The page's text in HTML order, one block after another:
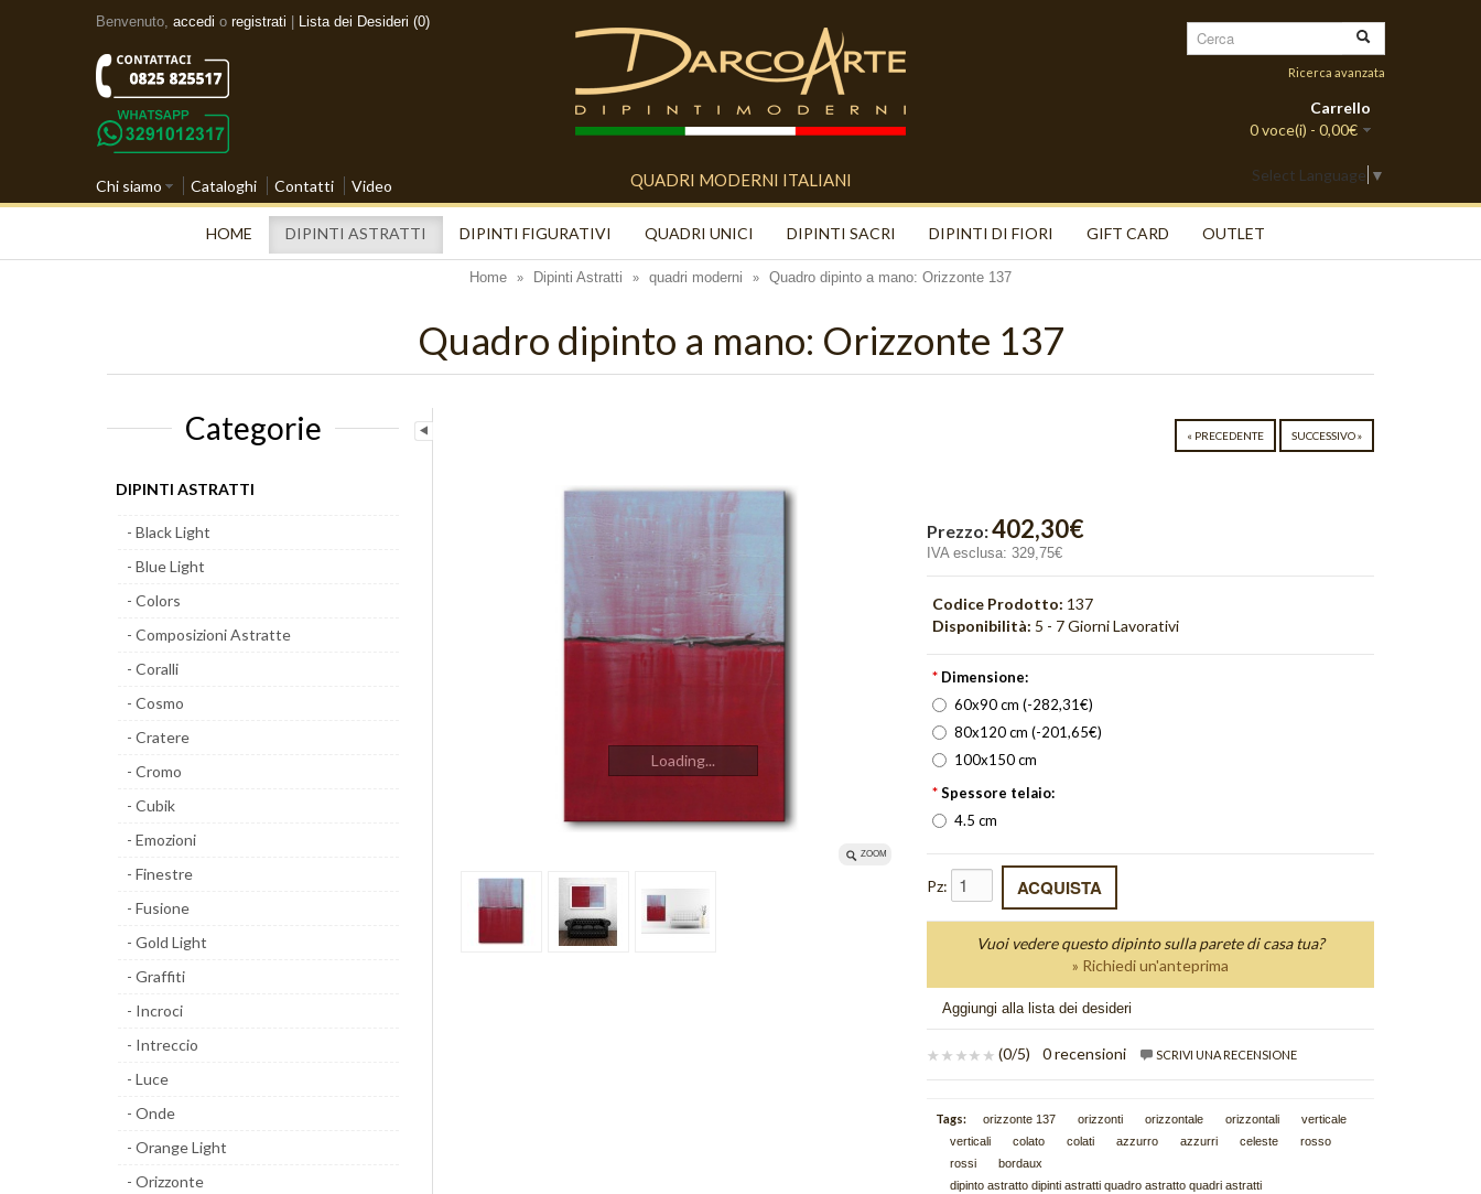
QUADRI MODERNI ITALIANI
Benvenuto, accedi o registrati Lista dei Desideri (0)
Chi siamo Cataloghi Contatti Video
Ricerca avanzata
Carrello
0 voce(i) - 0,00€
Select Language ▼
HOME DIPINTI ASTRATTI DIPINTI FIGURATIVI QUADRI UNICI DIPINTI SACRI DIPINTI DI FIORI GIFT CARD OUTLET
Home » Dipinti Astratti » quadri moderni » Quadro dipinto a mano: Orizzonte 137
Quadro dipinto a mano: Orizzonte 137
Categorie
DIPINTI ASTRATTI
- Black Light
- Blue Light
- Colors
- Composizioni Astratte
- Coralli
- Cosmo
- Cratere
- Cromo
- Cubik
- Emozioni
- Finestre
- Fusione
- Gold Light
- Graffiti
- Incroci
- Intreccio
- Luce
- Onde
- Orange Light
- Orizzonte
« PRECEDENTE SUCCESSIVO »
Loading...
ZOOM
Prezzo:402,30€
IVA esclusa: 329,75€
Codice Prodotto: 137
Disponibilità: 5 - 7 Giorni Lavorativi
* Dimensione:
60x90 cm (-282,31€)
80x120 cm (-201,65€)
100x150 cm
* Spessore telaio:
4.5 cm
Pz:
Vuoi vedere questo dipinto sulla parete di casa tua?
» Richiedi un'anteprima
Aggiungi alla lista dei desideri
(0/5) 0 recensioni SCRIVI UNA RECENSIONE
Tags: orizzonte 137 orizzonti orizzontale orizzontali
verticale
verticali
colato colati azzurro azzurri celeste
rosso
rossi
bordaux
dipinto astratto dipinti astratti quadro astratto quadri astratti